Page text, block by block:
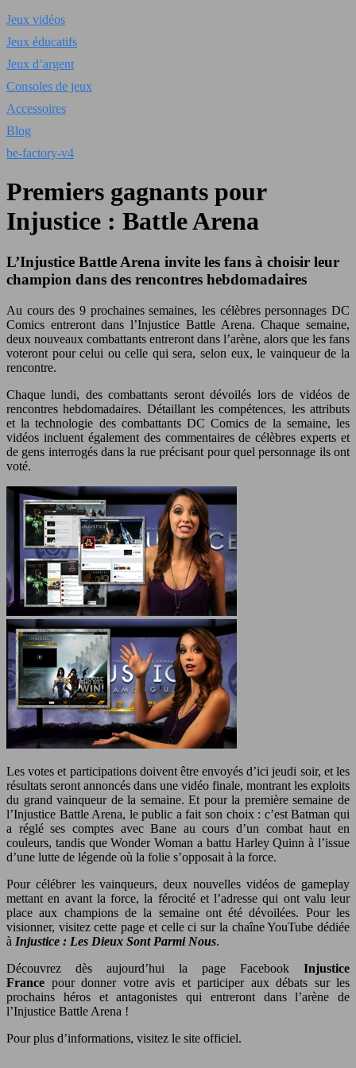
Jeux vidéos
Jeux éducatifs
Jeux d’argent
Consoles de jeux
Accessoires
Blog
be-factory-v4
Premiers gagnants pour
Injustice : Battle Arena
L’Injustice Battle Arena invite les fans à choisir leur
champion dans des rencontres hebdomadaires
Au cours des 9 prochaines semaines, les célèbres personnages DC
Comics entreront dans l’Injustice Battle Arena. Chaque semaine,
deux nouveaux combattants entreront dans l’arène, alors que les fans
voteront pour celui ou celle qui sera, selon eux, le vainqueur de la
rencontre.
Chaque lundi, des combattants seront dévoilés lors de vidéos de
rencontres hebdomadaires. Détaillant les compétences, les attributs
et la technologie des combattants DC Comics de la semaine, les
vidéos incluent également des commentaires de célèbres experts et
de gens interrogés dans la rue précisant pour quel personnage ils ont
voté.
Les votes et participations doivent être envoyés d’ici jeudi soir, et les
résultats seront annoncés dans une vidéo finale, montrant les exploits
du grand vainqueur de la semaine. Et pour la première semaine de
l’Injustice Battle Arena, le public a fait son choix : c’est Batman qui
a réglé ses comptes avec Bane au cours d’un combat haut en
couleurs, tandis que Wonder Woman a battu Harley Quinn à l’issue
d’une lutte de légende où la folie s’opposait à la force.
Pour célébrer les vainqueurs, deux nouvelles vidéos de gameplay
mettant en avant la force, la férocité et l’adresse qui ont valu leur
place aux champions de la semaine ont été dévoilées. Pour les
visionner, visitez cette page et celle ci sur la chaîne YouTube dédiée
à Injustice : Les Dieux Sont Parmi Nous.
Découvrez dès aujourd’hui la page Facebook Injustice
France pour donner votre avis et participer aux débats sur les
prochains héros et antagonistes qui entreront dans l’arène de
l’Injustice Battle Arena !
Pour plus d’informations, visitez le site officiel.